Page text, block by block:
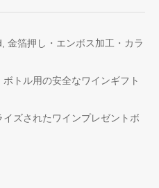
, 金箔押し・エンボス加工・カラ
トル用の安全なワインギフト
ズされたワインプレゼントボ